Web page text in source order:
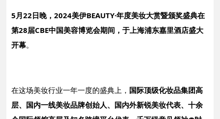
5月22日晚，2024美伊BEAUTY·年度美妆大赏暨颁奖盛典在
第28届CBE中国美容博览会期间，于上海浦东嘉里酒店盛大
开幕。
在这场美妆行业一年一度的盛典上， 国际顶级化妆品集团高
层、国内一线美妆品牌创始人、国内外新锐美妆代表、十余